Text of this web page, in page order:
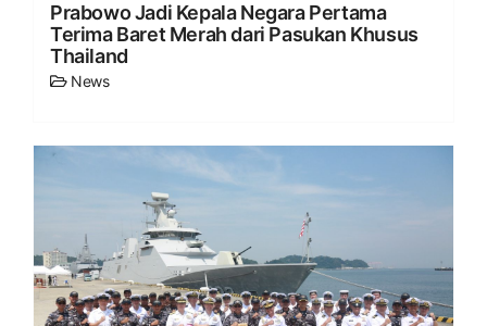
Prabowo Jadi Kepala Negara Pertama
Terima Baret Merah dari Pasukan Khusus
Thailand
News